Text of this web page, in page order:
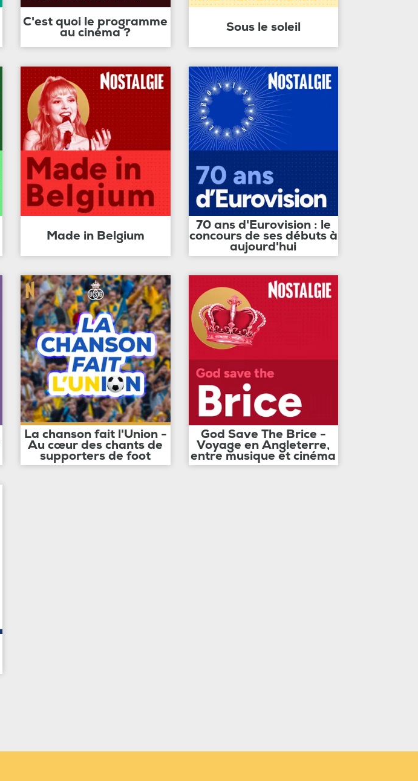
C'est quoi le programme
au cinéma ? Sous le soleil
Made in Belgium
70 ans d'Eurovision : le
concours de ses débuts à
aujourd'hui
La chanson fait l'Union -
Au cœur des chants de
supporters de foot
God Save The Brice -
Voyage en Angleterre,
entre musique et cinéma